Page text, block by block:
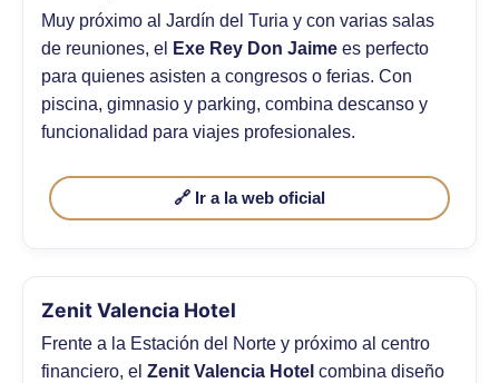
Muy próximo al Jardín del Turia y con varias salas
de reuniones, el
Exe Rey Don Jaime es perfecto
para quienes asisten a congresos o ferias. Con
piscina, gimnasio y parking, combina descanso y
funcionalidad para viajes profesionales.
🔗 Ir a la web oficial
Zenit Valencia Hotel
Frente a la Estación del Norte y próximo al centro
financiero, el Zenit Valencia Hotel combina diseño